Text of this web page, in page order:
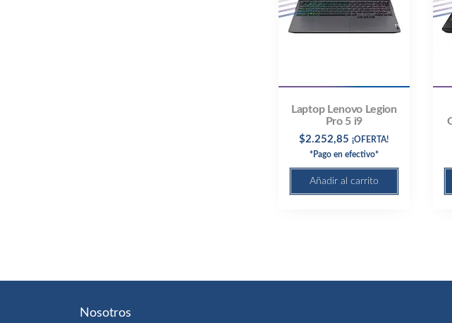
Laptop Lenovo Legion
Pro 5 i9
$2.252,85 ¡OFERTA!
*Pago en efectivo*
Añadir al carrito
Nosotros